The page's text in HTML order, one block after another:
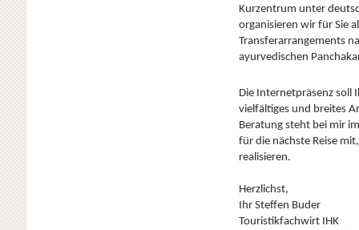
Kurzentrum unter
organisieren wir für Sie
Transferarrangements
ayurvedischen
Die Internetpräsenz soll
vielfältiges und breites
Beratung steht bei mir
für die nächste Reise
realisieren.
Herzlichst,
Ihr Steffen Buder
Touristikfachwirt IHK